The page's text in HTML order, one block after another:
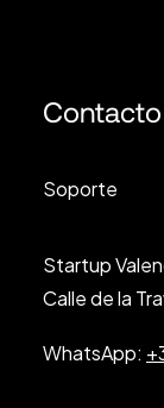
Contacto
Soporte
Startup
Calle de la
WhatsApp: